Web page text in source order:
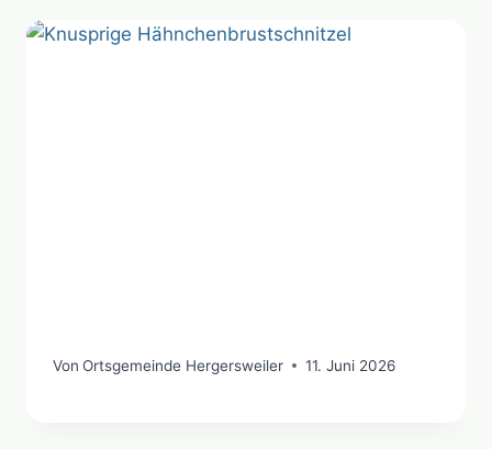
Von Ortsgemeinde Hergersweiler 11. Juni 2026